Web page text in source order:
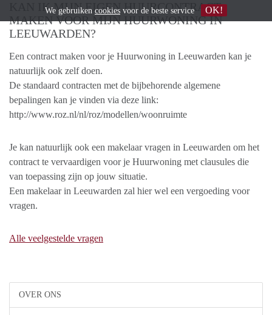
OVER ONS
KAN IK MIJN EIGEN HUURCONTRACT
MAKEN VOOR MIJN HUURWONING IN
LEEUWARDEN?
Een contract maken voor je Huurwoning in Leeuwarden kan je
natuurlijk ook zelf doen.
De standaard contracten met de bijbehorende algemene
bepalingen kan je vinden via deze link:
http://www.roz.nl/nl/roz/modellen/woonruimte
Je kan natuurlijk ook een makelaar vragen in Leeuwarden om het
contract te vervaardigen voor je Huurwoning met clausules die
van toepassing zijn op jouw situatie.
Een makelaar in Leeuwarden zal hier wel een vergoeding voor
vragen.
Alle veelgestelde vragen
We gebruiken cookies voor de beste service OK!